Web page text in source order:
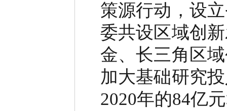
策源行动，设
委共设区域创
金、长三角区
加大基础研究
2020年的84亿